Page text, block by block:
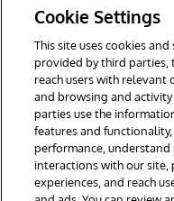
採用情報
© 1996-2026Y InterSystems
Reserved.
お知らせ／ご利用規約
プ
Cookie Settings
This site uses cookies
provided by third parties,
reach users with relevant
and browsing and
parties use the
features and
performance,
interactions with our site,
experiences, and reach